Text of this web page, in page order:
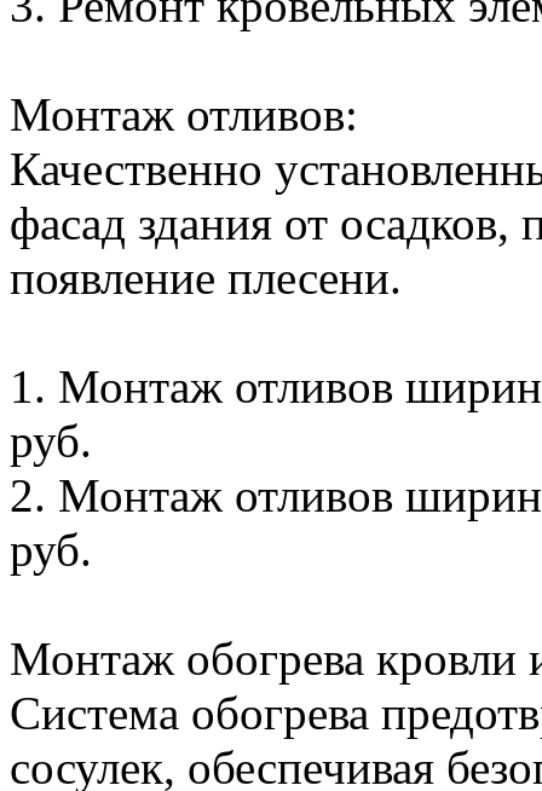
Монтаж отливов:
Качественно
фасад здания от
появление плесени.
1. Монтаж отливов
руб.
2. Монтаж отливов
руб.
Монтаж обогрева кровли
Система обогрева
сосулек, обеспечивая